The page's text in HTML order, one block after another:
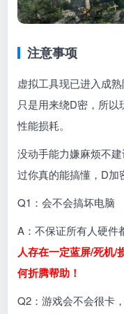
注意事项
虚拟工具现已进入成
只是用来绕D密，所
性能损耗。
没动手能力嫌麻烦不
过你真的能搞懂，D加
Q1：会不会搞坏电脑
A：不保证所有人硬件
人存在一定蓝屏/死机/
何折腾帮助！
Q2：游戏会不会很卡